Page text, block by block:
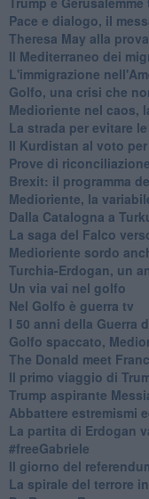
Pace e dialogo, il
Theresa May alla
Il Mediterraneo dei
L'immigrazione
Golfo, una crisi che
Medioriente nel caos,
La strada per evitare
Il Kurdistan al voto
Prove di
Brexit: il programma
Medioriente, la
Dalla Catalogna a
La saga del Falco
Medioriente sordo
Turchia-Erdogan, un
Un via vai nel golfo
Nel Golfo è guerra tv
I 50 anni della Guerra
Golfo spaccato,
The Donald meet
Il primo viaggio di
Trump aspirante
Abbattere estremismi
La partita di Erdogan
#freeGabriele
Il giorno del
La spirale del terrore